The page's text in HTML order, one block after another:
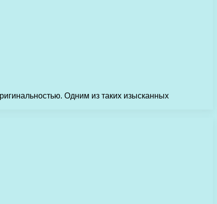
Одним из таких изысканных